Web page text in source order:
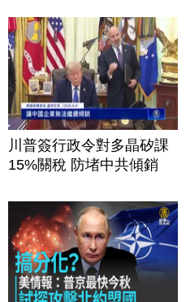
川普簽行政令對多晶矽課
15%關稅 防堵中共傾銷